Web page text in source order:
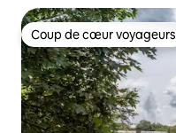
Coup de cœur voyageurs
Coup de cœur voyageurs